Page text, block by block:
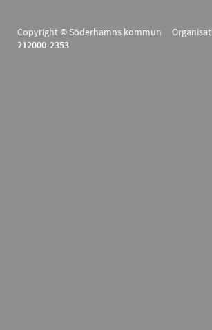
Copyright © Söderhamns kommun
212000-2353